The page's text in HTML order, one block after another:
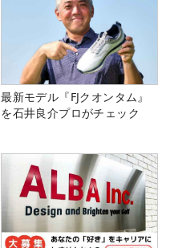
最新モデル『FJクオンタム』
を石井良介プロがチェック